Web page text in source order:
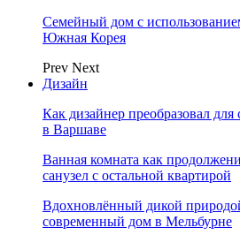
Семейный дом с
Южная Корея
Prev Next
Дизайн
Как дизайнер преобразовал
в Варшаве
Ванная комната как
санузел с остальной квартирой
Вдохновлённый дикой
современный дом в Мельбурне